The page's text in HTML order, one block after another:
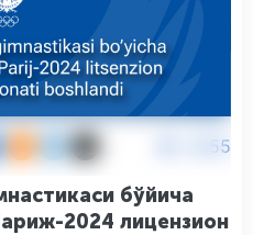
2655
бўйича
2024 лицензион